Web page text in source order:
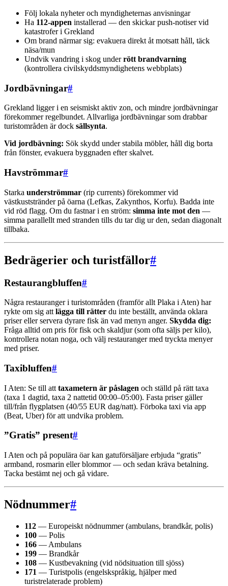
Följ lokala nyheter och myndigheternas anvisningar
Ha 112-appen installerad — den skickar push-notiser vid
katastrofer i Grekland
Om brand närmar sig: evakuera direkt åt motsatt håll, täck
näsa/mun
Undvik vandring i skog underrött brandvarning
(kontrollera civilskyddsmyndighetens webbplats)
Jordbävningar#
Grekland ligger i en seismiskt aktiv zon, och mindre jordbävningar
förekommer regelbundet. Allvarliga jordbävningar som drabbar
turistområden är dock sällsynta.
Vid jordbävning: Sök skydd under stabila möbler, håll dig borta
från fönster, evakuera byggnaden efter skalvet.
Havströmmar#
Starka underströmmar (rip currents) förekommer vid
västkuststränder på öarna (Lefkas, Zakynthos, Korfu). Badda inte
vid röd flagg. Om du fastnar i en ström: simma inte mot den —
simma parallellt med stranden tills du tar dig ur den, sedan diagonalt
tillbaka.
Bedrägerier och turistfällor#
Restaurangbluffen#
Några restauranger i turistområden (framför allt Plaka i Aten) har
rykte om sig att lägga till rätter du inte beställt, använda oklara
priser eller servera dyrare fisk än vad menyn anger. Skydda dig:
Fråga alltid om pris för fisk och skaldjur (som ofta säljs per kilo),
kontrollera notan noga, och välj restauranger med tryckta menyer
med priser.
Taxibluffen#
I Aten: Se till att taxametern är påslagen och ställd på rätt taxa
(taxa 1 dagtid, taxa 2 nattetid 00:00–05:00). Fasta priser gäller
till/från flygplatsen (40/55 EUR dag/natt). Förboka taxi via app
(Beat, Uber) för att undvika problem.
”Gratis” present#
I Aten och på populära öar kan gatuförsäljare erbjuda “gratis”
armband, rosmarin eller blommor — och sedan kräva betalning.
Tacka bestämt nej och gå vidare.
Nödnummer#
112 — Europeiskt nödnummer (ambulans, brandkår, polis)
100 — Polis
166 — Ambulans
199 — Brandkår
108 — Kustbevakning (vid nödsituation till sjöss)
171 — Turistpolis (engelskspråkig, hjälper med
turistrelaterade problem)